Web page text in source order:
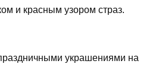
и красным узором страз.
украшениями на